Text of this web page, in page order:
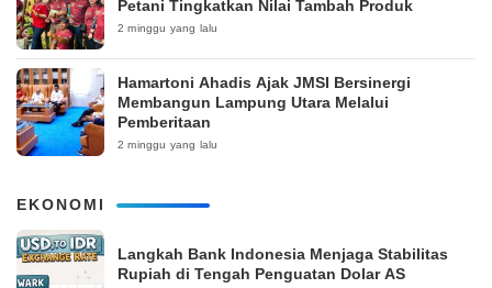
Petani Tingkatkan Nilai Tambah Produk
2 minggu yang lalu
Hamartoni Ahadis Ajak JMSI Bersinergi
Membangun Lampung Utara Melalui
Pemberitaan
2 minggu yang lalu
EKONOMI
Langkah Bank Indonesia Menjaga Stabilitas
Rupiah di Tengah Penguatan Dolar AS